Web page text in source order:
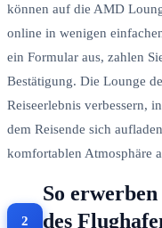
können auf die AMD
online in wenigen
ein Formular aus, zahlen
Bestätigung. Die Lounge
Reiseerlebnis verbessern,
dem Reisende sich
komfortablen Atmosphäre
So
des